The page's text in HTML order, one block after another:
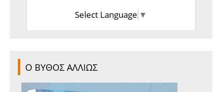
Select Language ▼
Ο ΒΥΘΟΣ ΑΛΛΙΩΣ